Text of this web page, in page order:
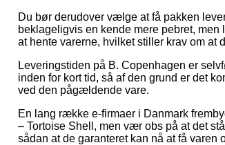
Du bør derudover vælge at få pakken
beklageligvis en kende mere pebret,
at hente varerne, hvilket stiller krav om
Leveringstiden på B. Copenhagen er
inden for kort tid, så af den grund er det
ved den pågældende vare.
En lang række e-firmaer i Danmark
– Tortoise Shell, men vær obs på at det
sådan at de garanteret kan nå at få varen